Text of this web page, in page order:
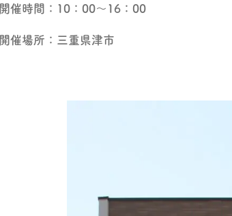
開催時間： 10：00～16：00
開催場所： 三重県津市